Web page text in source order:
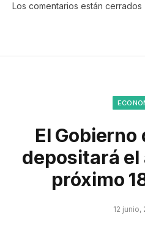
Los comentarios están cerrados
El
depositará el
próximo
12 junio,